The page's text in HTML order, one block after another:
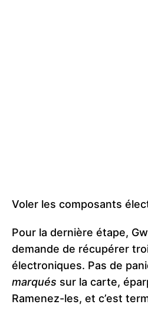
Voler les composants
Pour la dernière étape,
demande de récupérer
électroniques. Pas de
marqués sur la carte,
Ramenez-les, et c’est